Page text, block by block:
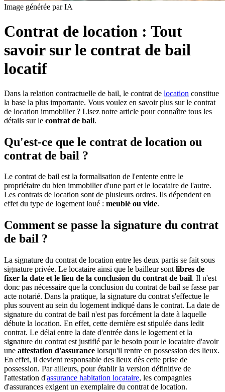
Image générée par IA
Contrat de location : Tout
savoir sur le contrat de bail
locatif
Dans la relation contractuelle de bail, le contrat de location constitue
la base la plus importante. Vous voulez en savoir plus sur le contrat
de location immobilier ? Lisez notre article pour connaître tous les
détails sur le contrat de bail.
Qu'est-ce que le contrat de location ou
contrat de bail ?
Le contrat de bail est la formalisation de l'entente entre le
propriétaire du bien immobilier d'une part et le locataire de l'autre.
Les contrats de location sont de plusieurs ordres. Ils dépendent en
effet du type de logement loué : meublé ou vide.
Comment se passe la signature du contrat
de bail ?
La signature du contrat de location entre les deux partis se fait sous
signature privée. Le locataire ainsi que le bailleur sont libres de
fixer la date et le lieu de la conclusion du contrat de bail. Il n'est
donc pas nécessaire que la conclusion du contrat de bail se fasse par
acte notarié. Dans la pratique, la signature du contrat s'effectue le
plus souvent au sein du logement indiqué dans le contrat. La date de
signature du contrat de bail n'est pas forcément la date à laquelle
débute la location. En effet, cette dernière est stipulée dans ledit
contrat. Le délai entre la date d'entrée dans le logement et la
signature du contrat est justifié par le besoin pour le locataire d'avoir
une attestation d'assurance lorsqu'il rentre en possession des lieux.
En effet, il devient responsable des lieux dès cette prise de
possession. Par ailleurs, pour établir la version définitive de
l'attestation d'assurance habitation locataire, les compagnies
d'assurances exigent un exemplaire du contrat de location.